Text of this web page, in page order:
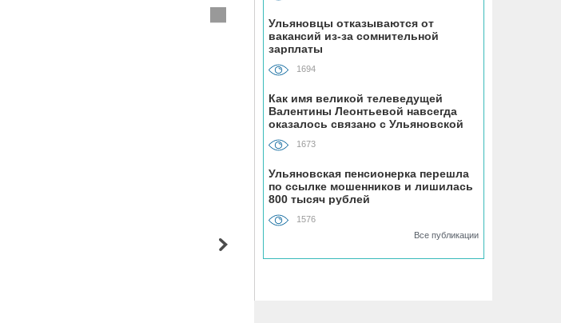
07.08, 16:25
Ульяновец отдал мошенникам почти
машину из Европы
07.08, 16:00
УАЗ сделает гламурный внедорожник
для ведущей Первого канала
07.08, 15:25
На Центральном пляже Ульяновска
бассейну
Ульяновцы отказываются от
вакансий из-за сомнительной
зарплаты
1694
Как имя великой телеведущей
Валентины Леонтьевой навсегда
оказалось связано с Ульяновской
областью
1673
Ульяновская пенсионерка перешла
по ссылке мошенников и лишилась
800 тысяч рублей
1576
Все публикации